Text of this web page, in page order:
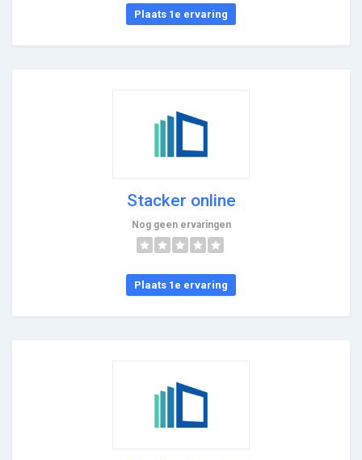
Plaats 1e ervaring
Stacker online
Nog geen ervaringen
Plaats 1e ervaring